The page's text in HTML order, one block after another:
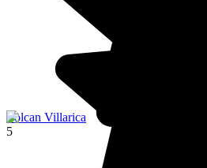
Volcan Villarica
5